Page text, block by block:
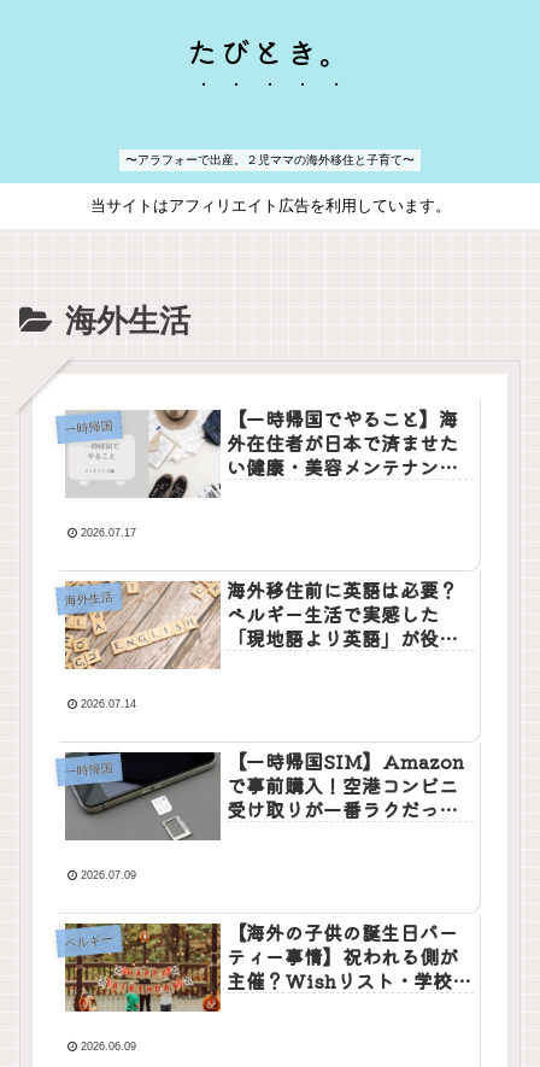
たびとき。
〜アラフォーで出産。２児ママの海外移住と子育て〜
当サイトはアフィリエイト広告を利用しています。
海外生活
一時帰国
【一時帰国でやること】海
外在住者が日本で済ませた
い健康・美容メンテナンス
2026.07.17
海外生活
海外移住前に英語は必要？
ベルギー生活で実感した
「現地語より英語」が役立
2026.07.14
一時帰国
【一時帰国SIM】Amazon
で事前購入！空港コンビニ
受け取りが一番ラクだった
2026.07.09
ベルギー
【海外の子供の誕生日パー
ティー事情】祝われる側が
主催？Wishリスト・学校文
2026.06.09